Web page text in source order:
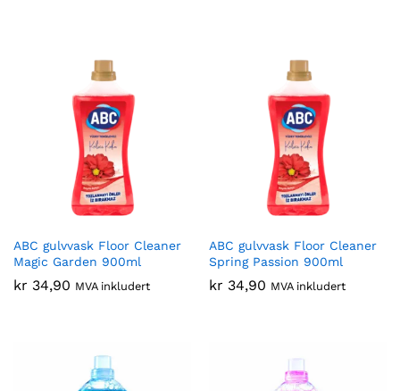
ABC gulvvask Floor Cleaner
Magic Garden 900ml
kr 34,90 MVA inkludert
ABC gulvvask Floor Cleaner
Spring Passion 900ml
kr 34,90 MVA inkludert